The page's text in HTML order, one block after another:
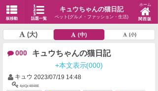
板移動 話題一覧
キュウちゃんの猫日記
ペット(グルメ・ファッション・生活)
ホーム
関西版
(大) (中) (小)
000 キュウちゃんの猫日記
+本文表示(000)
キュウ 2023/07/19 14:48
4pIQc4848E